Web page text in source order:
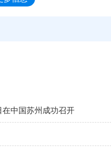
在中国苏州成功召开